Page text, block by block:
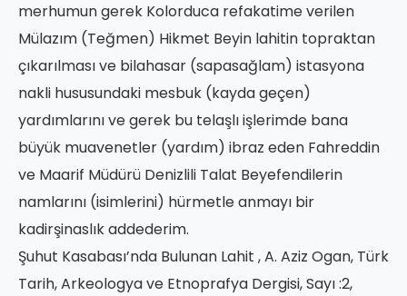
merhumun gerek Kolorduca refakatime verilen
Mülazım (Teğmen) Hikmet Beyin lahitin topraktan
çıkarılması ve bilahasar (sapasağlam) istasyona
nakli hususundaki mesbuk (kayda geçen)
yardımlarını ve gerek bu telaşlı işlerimde bana
büyük muavenetler (yardım) ibraz eden Fahreddin
ve Maarif Müdürü Denizlili Talat Beyefendilerin
namlarını (isimlerini) hürmetle anmayı bir
kadirşinaslık addederim.
Şuhut Kasabası’nda Bulunan Lahit , A. Aziz Ogan, Türk
Tarih, Arkeologya ve Etnoprafya Dergisi, Sayı :2,